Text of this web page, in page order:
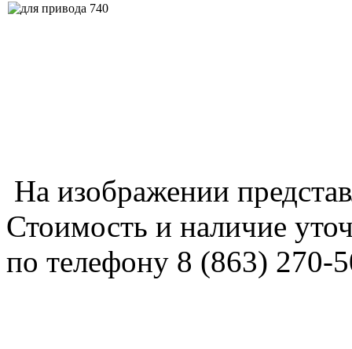
На изображении
Стоимость и наличие
по телефону 8 (863) 270-